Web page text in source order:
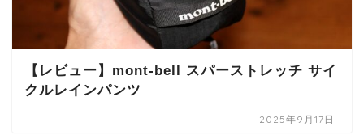
【レビュー】mont-bell スパーストレッチ サイ
クルレインパンツ
2025年9月17日